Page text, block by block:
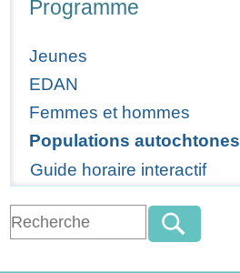
Programme
Jeunes
EDAN
Femmes et hommes
Populations autochtones
Guide horaire interactif